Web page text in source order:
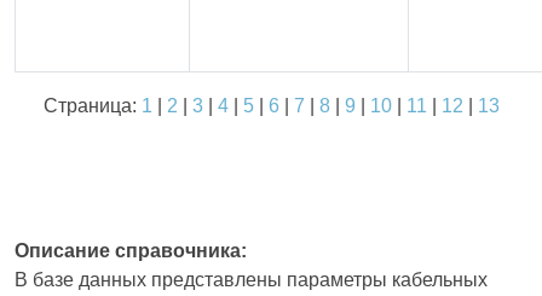
Страница: 1 2 3| 4| 5| 6 7 8| 9 10| 11 12 13
Описание справочника:
В базе данных представлены параметры кабельных